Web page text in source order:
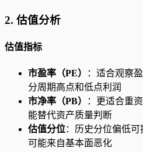
2. 估值分析
估值指标
市盈率（PE）
：适合观察
分周期高点和低点利润
市净率（PB）
：更适合重
能替代资产质量判断
估值分位：历史分位偏低
可能来自基本面恶化